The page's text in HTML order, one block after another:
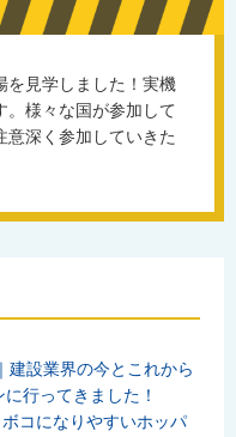
を見学しました！実機
。様々な国が参加して
意深く参加していきた
建設業界の今とこれから
行ってきました！
コになりやすいホッパ